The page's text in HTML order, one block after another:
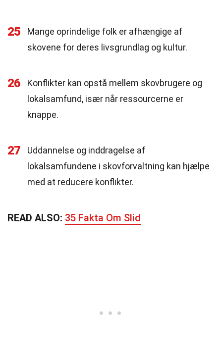
25
Mange oprindelige folk er afhængige af
skovene for deres livsgrundlag og kultur.
26
Konflikter kan opstå mellem skovbrugere og
lokalsamfund, især når ressourcerne er
knappe.
27
Uddannelse og inddragelse af
lokalsamfundene i skovforvaltning kan hjælpe
med at reducere konflikter.
READ ALSO: 35 Fakta Om Slid